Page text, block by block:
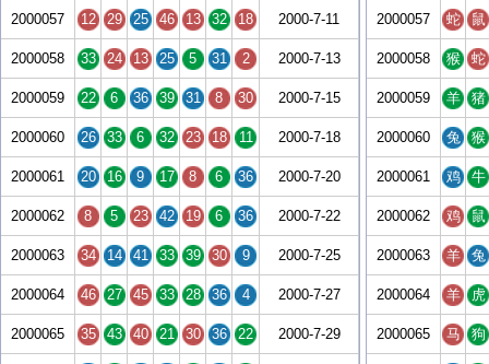
2000057 12 29 25 46 13 32 18 2000-7-11
2000058 33 24 13 25 5 31 2 2000-7-13
2000059 22 6 36 39 31 8 30 2000-7-15
2000060 26 33 6 32 23 18 11 2000-7-18
2000061 20 16 9 17 8 6 36 2000-7-20
2000062 8 5 23 42 19 6 36 2000-7-22
2000063 34 14 41 33 39 30 9 2000-7-25
2000064 46 27 45 33 28 36 4 2000-7-27
2000065 35 43 40 21 30 36 22 2000-7-29
2000057 蛇 鼠
2000058 猴 蛇
2000059 羊 猪
2000060 兔 猴
2000061 鸡 牛
2000062 鸡 鼠
2000063 羊 兔
2000064 羊 虎
2000065 马 狗